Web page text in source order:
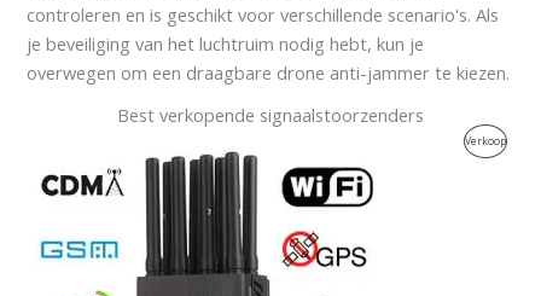
controleren en is geschikt voor verschillende scenario's. Als
je beveiliging van het luchtruim nodig hebt, kun je
overwegen om een draagbare drone anti-jammer te kiezen.
Best verkopende signaalstoorzenders
Verkoop
$599.00.
$219.99.